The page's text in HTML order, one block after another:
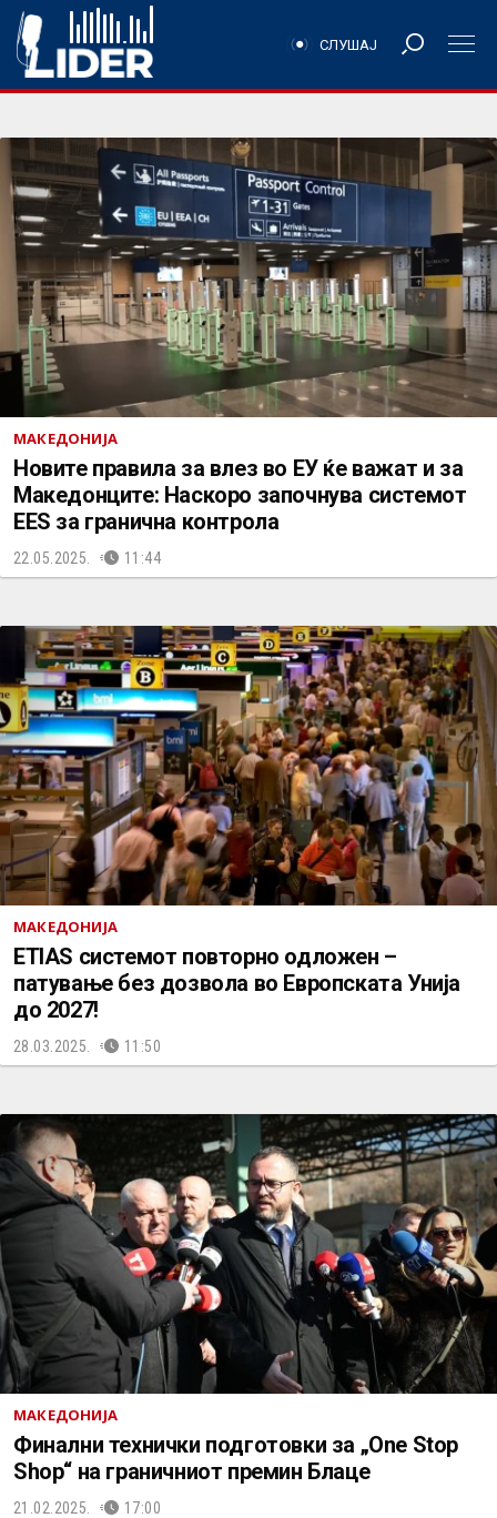
СЛУШАЈ
МАКЕДОНИЈА
Новите правила за влез во ЕУ ќе важат и за
Македонците: Наскоро започнува системот
EES за гранична контрола
22.05.2025. 11:44
МАКЕДОНИЈА
ETIAS системот повторно одложен –
патување без дозвола во Европската Унија
до 2027!
28.03.2025. 11:50
МАКЕДОНИЈА
Финални технички подготовки за „One Stop
Shop“ на граничниот премин Блаце
21.02.2025. 17:00